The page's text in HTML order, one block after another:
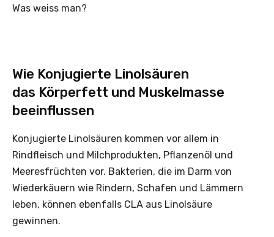
Was weiss man?
Wie Konjugierte Linolsäuren
das Körperfett und Muskelmasse
beeinflussen
Konjugierte Linolsäuren kommen vor allem in
Rindfleisch und Milchprodukten, Pflanzenöl und
Meeresfrüchten vor. Bakterien, die im Darm von
Wiederkäuern wie Rindern, Schafen und Lämmern
leben, können ebenfalls CLA aus Linolsäure
gewinnen.